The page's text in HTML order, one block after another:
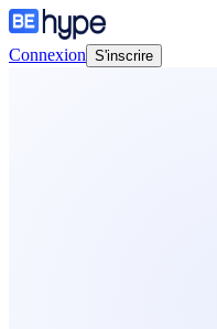
Connexion S'inscrire